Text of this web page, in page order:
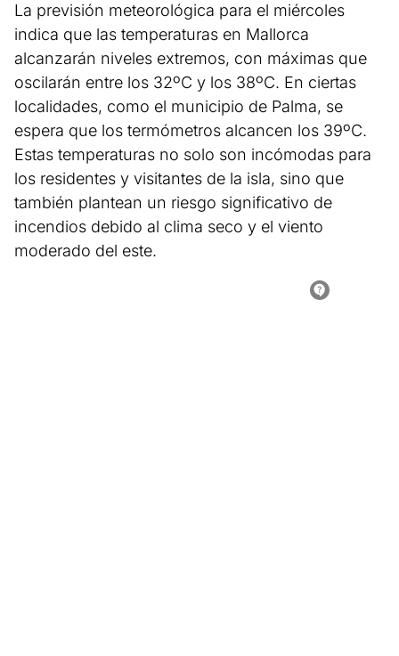
La previsión meteorológica para el miércoles
indica que las temperaturas en Mallorca
alcanzarán niveles extremos, con máximas que
oscilarán entre los 32ºC y los 38ºC. En ciertas
localidades, como el municipio de Palma, se
espera que los termómetros alcancen los 39ºC.
Estas temperaturas no solo son incómodas para
los residentes y visitantes de la isla, sino que
también plantean un riesgo significativo de
incendios debido al clima seco y el viento
moderado del este.